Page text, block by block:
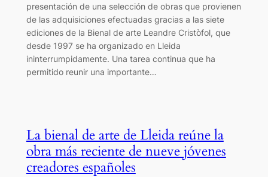
presentación de una selección de obras que provienen
de las adquisiciones efectuadas gracias a las siete
ediciones de la Bienal de arte Leandre Cristòfol, que
desde 1997 se ha organizado en Lleida
ininterrumpidamente. Una tarea continua que ha
permitido reunir una importante…
La bienal de arte de Lleida reúne la
obra más reciente de nueve jóvenes
creadores españoles